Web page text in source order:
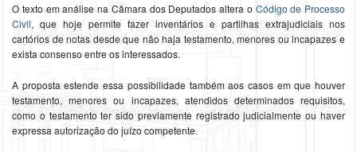
O texto em análise na Câmara dos Deputados altera o Código de Processo
Civil, que hoje permite fazer inventários e partilhas extrajudiciais nos
cartórios de notas desde que não haja testamento, menores ou incapazes e
exista consenso entre os interessados.
A proposta estende essa possibilidade também aos casos em que houver
testamento, menores ou incapazes, atendidos determinados requisitos,
como o testamento ter sido previamente registrado judicialmente ou haver
expressa autorização do juízo competente.